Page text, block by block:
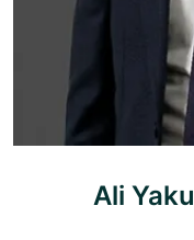
Ali